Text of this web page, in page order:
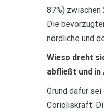
87%)
Die
nördliche und
Wieso dreht
abfließt und in
Grund dafür
Corioliskraft: